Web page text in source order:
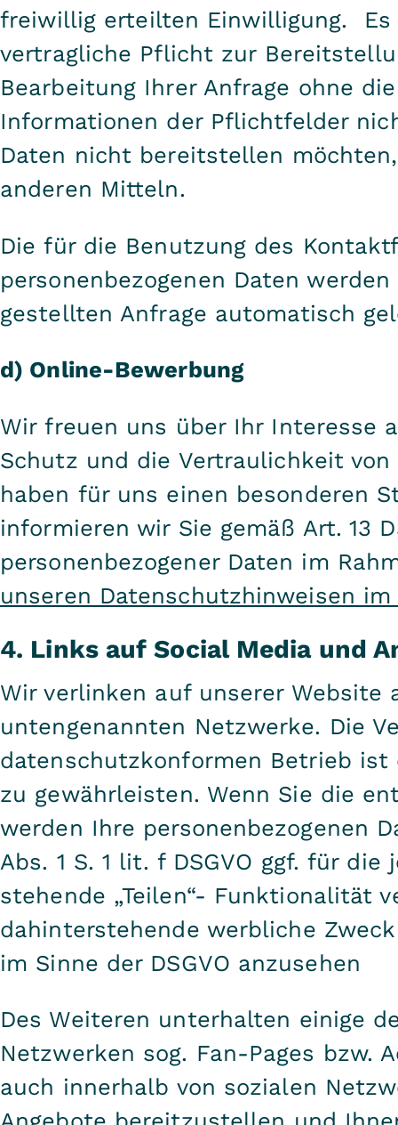
freiwillig erteilten Einwilligung.
vertragliche Pflicht zur
Bearbeitung Ihrer Anfrage ohne
Informationen der Pflichtfelder
Daten nicht bereitstellen
anderen Mitteln.
Die für die Benutzung des
personenbezogenen Daten
gestellten Anfrage automatisch
d) Online-Bewerbung
Wir freuen uns über Ihr Interesse
Schutz und die Vertraulichkeit von
haben für uns einen besonderen
informieren wir Sie gemäß Art. 13
personenbezogener Daten im
unseren Datenschutzhinweisen
4. Links auf Social Media und
Wir verlinken auf unserer Website
untengenannten Netzwerke. Die
datenschutzkonformen Betrieb
zu gewährleisten. Wenn Sie die
werden Ihre personenbezogenen
Abs. 1 S. 1 lit. f DSGVO ggf. für
stehende „Teilen“- Funktionalität
dahinterstehende werbliche
im Sinne der DSGVO anzusehen
Des Weiteren unterhalten einige
Netzwerken sog. Fan-Pages bzw.
auch innerhalb von sozialen